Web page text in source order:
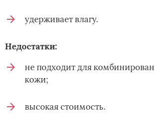
удерживает влагу.
Недостатки:
не подходит для
кожи;
высокая стоимость.